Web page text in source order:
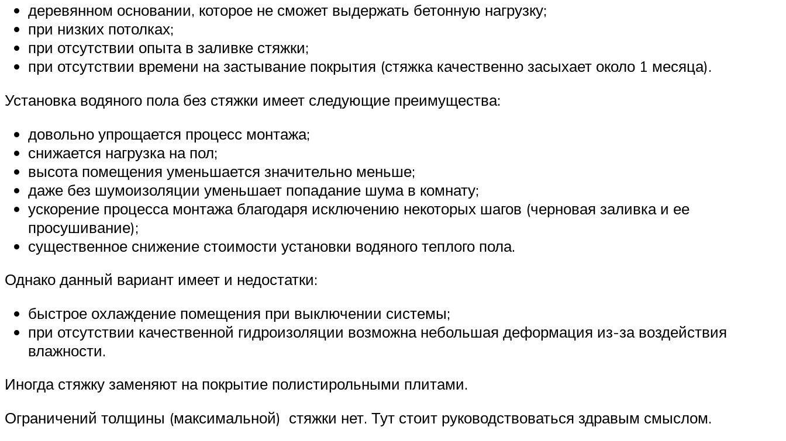
деревянном основании, которое не сможет выдержать бетонную нагрузку;
при низких потолках;
при отсутствии опыта в заливке стяжки;
при отсутствии времени на застывание покрытия (стяжка качественно засыхает около 1 месяца).
Установка водяного пола без стяжки имеет следующие преимущества:
довольно упрощается процесс монтажа;
снижается нагрузка на пол;
высота помещения уменьшается значительно меньше;
даже без шумоизоляции уменьшает попадание шума в комнату;
ускорение процесса монтажа благодаря исключению некоторых шагов (черновая заливка и ее
просушивание);
существенное снижение стоимости установки водяного теплого пола.
Однако данный вариант имеет и недостатки:
быстрое охлаждение помещения при выключении системы;
при отсутствии качественной гидроизоляции возможна небольшая деформация из-за воздействия
влажности.
Иногда стяжку заменяют на покрытие полистирольными плитами.
Ограничений толщины (максимальной) стяжки нет. Тут стоит руководствоваться здравым смыслом.